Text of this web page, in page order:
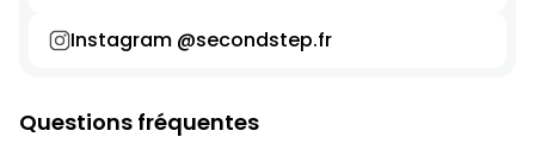
Instagram @secondstep.fr
Questions fréquentes